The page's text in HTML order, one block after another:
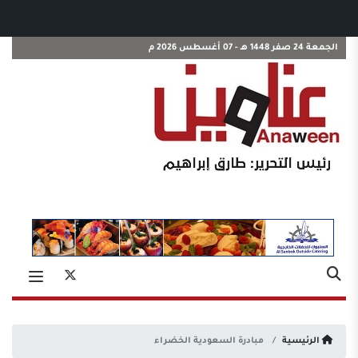
الجمعة 24 صفر 1448 هـ - 07 أغسطس 2026 م
الرئيسية مبادرة السعودية الخضراء